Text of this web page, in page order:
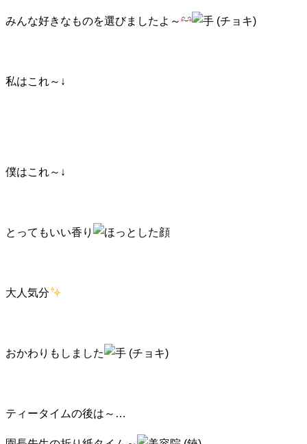
みんな好きなものを選びましたよ～
私はこれ～↓
僕はこれ～↓
とってもいい香り
大人気分
おかわりもしました
ティータイムの後は～…